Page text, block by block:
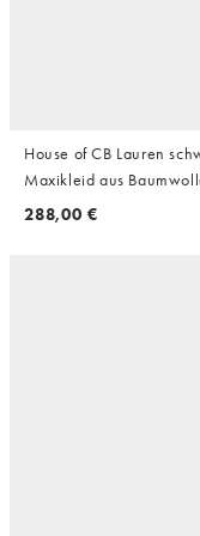
House of CB Lauren
Maxikleid aus
Broderie Anglaise und U-
288,00 €